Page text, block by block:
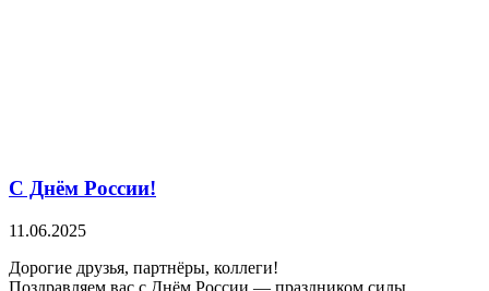
С Днём России!
11.06.2025
Дорогие друзья, партнёры, коллеги!
Поздравляем вас с Днём России — праздником силы,